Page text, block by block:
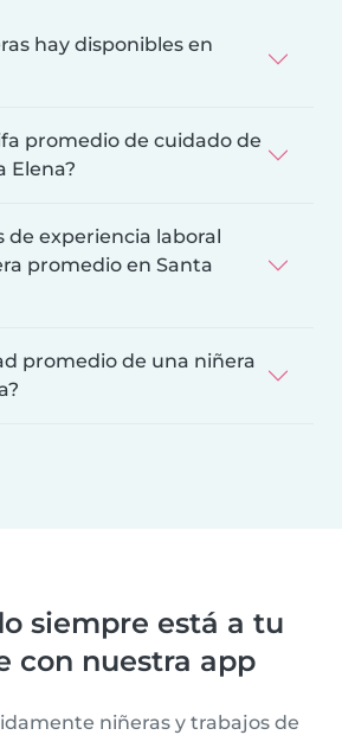
hay disponibles en
promedio de cuidado de
Elena?
de experiencia laboral
promedio en Santa
promedio de una niñera
siempre está a tu
con nuestra app
niñeras y trabajos de